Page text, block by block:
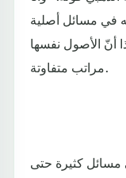
في مسائل أصلية
أنّ الأصول نفسها
مراتب متفاوتة.
مسائل كثيرة حتى